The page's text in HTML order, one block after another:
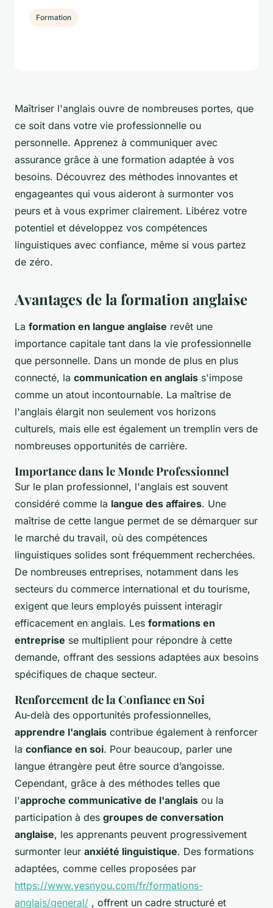
Maîtriser l'anglais ouvre de nombreuses portes, que
ce soit dans votre vie professionnelle ou
personnelle. Apprenez à communiquer avec
assurance grâce à une formation adaptée à vos
besoins. Découvrez des méthodes innovantes et
engageantes qui vous aideront à surmonter vos
peurs et à vous exprimer clairement. Libérez votre
potentiel et développez vos compétences
linguistiques avec confiance, même si vous partez
de zéro.
Avantages de la formation anglaise
La formation en langue anglaise revêt une
importance capitale tant dans la vie professionnelle
que personnelle. Dans un monde de plus en plus
connecté, la communication en anglais s'impose
comme un atout incontournable. La maîtrise de
l'anglais élargit non seulement vos horizons
culturels, mais elle est également un tremplin vers de
nombreuses opportunités de carrière.
Importance dans le Monde Professionnel
Sur le plan professionnel, l'anglais est souvent
considéré comme la langue des affaires. Une
maîtrise de cette langue permet de se démarquer sur
le marché du travail, où des compétences
linguistiques solides sont fréquemment recherchées.
De nombreuses entreprises, notamment dans les
secteurs du commerce international et du tourisme,
exigent que leurs employés puissent interagir
efficacement en anglais. Les formations en
entreprise se multiplient pour répondre à cette
demande, offrant des sessions adaptées aux besoins
spécifiques de chaque secteur.
Renforcement de la Confiance en Soi
Au-delà des opportunités professionnelles,
apprendre l'anglais contribue également à renforcer
la confiance en soi. Pour beaucoup, parler une
langue étrangère peut être source d’angoisse.
Cependant, grâce à des méthodes telles que
l'approche communicative de l'anglais ou la
participation à des groupes de conversation
anglaise, les apprenants peuvent progressivement
surmonter leur anxiété linguistique. Des formations
adaptées, comme celles proposées par
https://www.yesnyou.com/fr/formations-
anglais/general/ , offrent un cadre structuré et
Formation